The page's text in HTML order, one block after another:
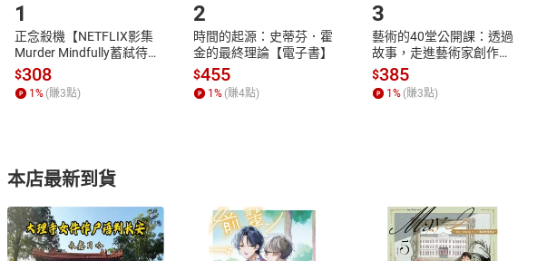
1
正念殺機【NETFLIX影集
Murder Mindfully蓄弒待
發】【電子書】
$308
1% (賺3點)
2
時間的起源：史蒂芬．霍
金的最終理論【電子書】
$455
1% (賺4點)
3
藝術的40堂公開課：透過
故事，走進藝術家創作現
場，看藝術如何誕生、如
何形塑人類生活【電子
書】
$385
1% (賺3點)
本店最新到貨